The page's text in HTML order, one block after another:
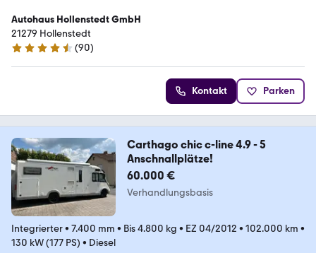
Autohaus Hollenstedt GmbH
21279 Hollenstedt
4.5 Sterne
(90)
Kontakt Parken
Carthago chic c-line 4.9 - 5
Anschnallplätze!
60.000 €
Verhandlungsbasis
Integrierter• 7.400 mm • Bis 4.800 kg • EZ 04/2012 • 102.000 km •
130 kW (177 PS) • Diesel